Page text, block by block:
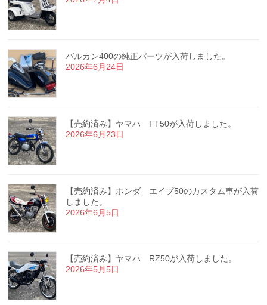
バルカン400の純正パーツが入荷しました。
2026年6月24日
【売約済み】ヤマハ FT50が入荷しました。
2026年6月23日
【売約済み】ホンダ エイプ50のカスタム車が入荷
しました。
2026年6月5日
【売約済み】ヤマハ RZ50が入荷しました。
2026年5月5日